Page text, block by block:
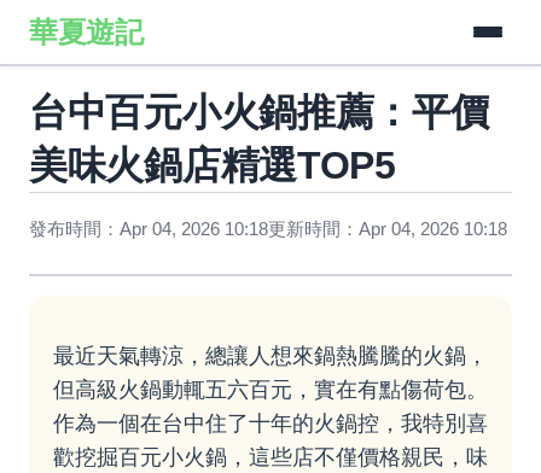
華夏遊記
台中百元小火鍋推薦：平價
美味火鍋店精選TOP5
發布時間：Apr 04, 2026 10:18更新時間：Apr 04, 2026 10:18
最近天氣轉涼，總讓人想來鍋熱騰騰的火鍋，
但高級火鍋動輒五六百元，實在有點傷荷包。
作為一個在台中住了十年的火鍋控，我特別喜
歡挖掘百元小火鍋，這些店不僅價格親民，味